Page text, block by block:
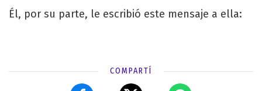
Él, por su parte, le escribió este mensaje a ella:
COMPARTÍ